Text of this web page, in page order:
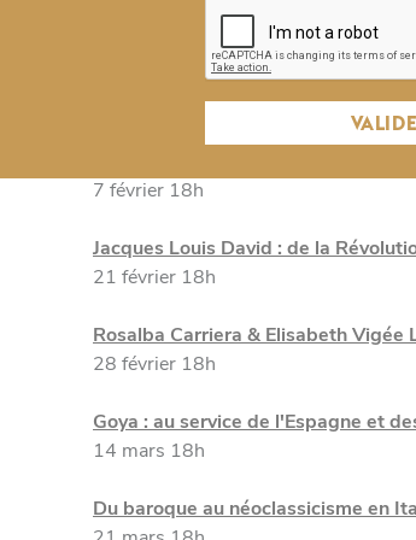
Hubert Robert : le goût de la ruine
31 janvier 18h
7 février 18h
Jacques Louis David : de la
21 février 18h
Rosalba Carriera & Elisabeth Vigée
28 février 18h
Goya : au service de l'Espagne et
14 mars 18h
Du baroque au néoclassicisme en